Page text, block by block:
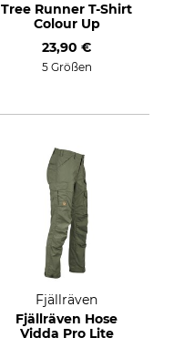
Tree Runner T-Shirt
Colour Up
23,90 €
5 Größen
Fjällräven
Fjällräven Hose
Vidda Pro Lite